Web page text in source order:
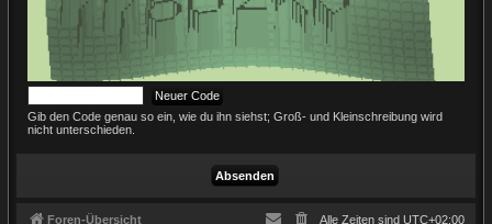
Gib den Code genau so ein, wie du ihn siehst; Groß- und Kleinschreibung wird
nicht unterschieden.
Foren-Übersicht Alle Zeiten sind UTC+02:00